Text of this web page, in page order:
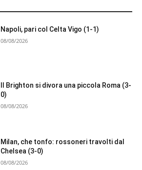
Napoli, pari col Celta Vigo (1-1)
08/08/2026
Il Brighton si divora una piccola Roma (3-
0)
08/08/2026
Milan, che tonfo: rossoneri travolti dal
Chelsea (3-0)
08/08/2026